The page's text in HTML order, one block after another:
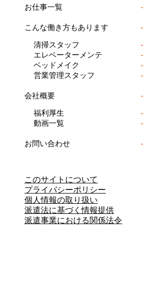
お仕事一覧
こんな働き方もあります
清掃スタッフ
エレベーターメンテ
ベッドメイク
営業管理スタッフ
会社概要
福利厚生
動画一覧
お問い合わせ
このサイトについて
プライバシーポリシー
個人情報の取り扱い
派遣法に基づく情報提供
派遣事業における関係法令